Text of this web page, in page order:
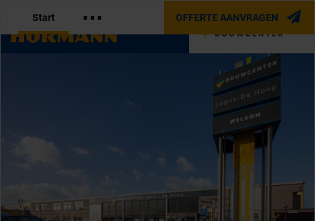
Start OFFERTE AANVRAGEN
OFFICIËLE PARTNER VAN